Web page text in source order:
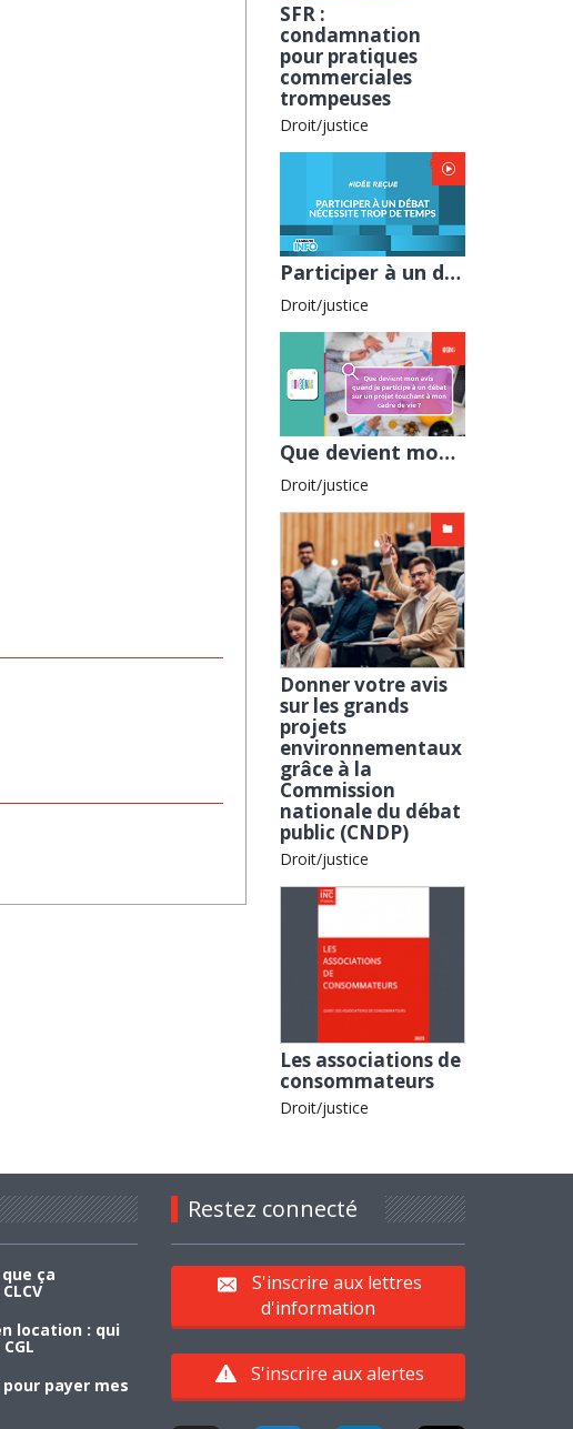
SFR :
condamnation
pour pratiques
commerciales
trompeuses
Droit/justice
Participer à un débat nécessite trop de temps avec la CNDP
Droit/justice
Que devient mon avis quand je participe à un débat sur un projet touchant à mon cadre de vie ? avec l...
Droit/justice
Donner votre avis
sur les grands
projets
environnementaux
grâce à la
Commission
nationale du débat
public (CNDP)
Droit/justice
Les associations de
consommateurs
Droit/justice
ça
location : qui
payer mes
Restez connecté
S'inscrire aux lettres
d'information
S'inscrire aux alertes